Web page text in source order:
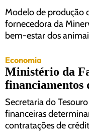
Modelo de produção
fornecedora da
bem-estar dos
Economia
Ministério da
financiamentos
Secretaria do
financeiras
contratações de